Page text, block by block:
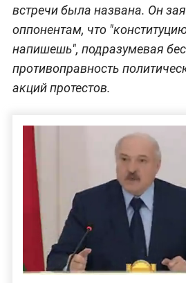
встречи была названа. Он
оппонентам, что
напишешь", подразумевая
противоправность
акций протестов.